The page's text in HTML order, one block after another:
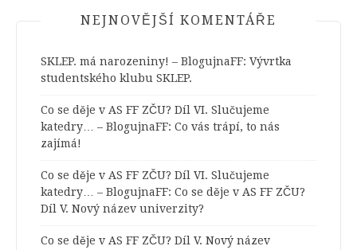
NEJNOVĚJŠÍ KOMENTÁŘE
SKLEP. má narozeniny! – BlogujnaFF: Vývrtka
studentského klubu SKLEP.
Co se děje v AS FF ZČU? Díl VI. Slučujeme
katedry… – BlogujnaFF: Co vás trápí, to nás
zajímá!
Co se děje v AS FF ZČU? Díl VI. Slučujeme
katedry… – BlogujnaFF: Co se děje v AS FF ZČU?
Díl V. Nový název univerzity?
Co se děje v AS FF ZČU? Díl V. Nový název